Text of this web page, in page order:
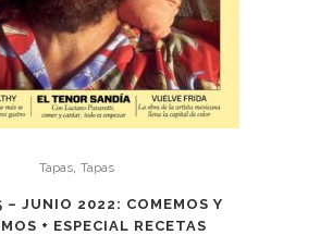
Tapas, Tapas
– JUNIO 2022: COMEMOS Y
+ ESPECIAL RECETAS